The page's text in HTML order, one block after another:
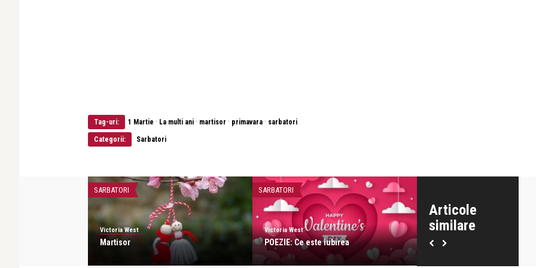
Tag-uri: 1 Martie · La multi ani · martisor · primavara · sarbatori
Categorii: Sarbatori
Articole
similare
SARBATORI
Victoria West
Martisor
SARBATORI
Victoria West
POEZIE: Ce este iubirea
Victoria West
La multi ani 2024!